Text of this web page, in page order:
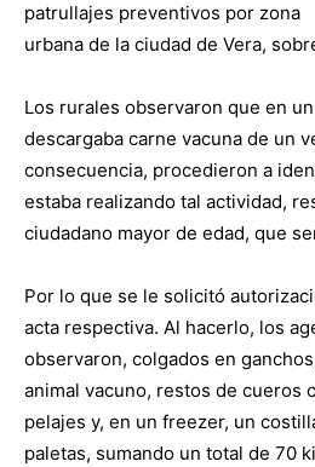
patrullajes preventivos por zona
urbana de la ciudad de Vera,
Los rurales observaron que en
descargaba carne vacuna de un
consecuencia, procedieron a
estaba realizando tal actividad,
ciudadano mayor de edad, que
Por lo que se le solicitó
acta respectiva. Al hacerlo, los
observaron, colgados en
animal vacuno, restos de cueros
pelajes y, en un freezer, un
paletas, sumando un total de 70